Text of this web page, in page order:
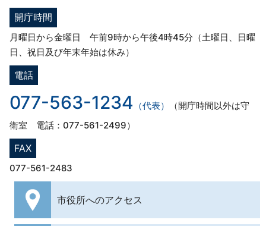
開庁時間
月曜日から金曜日 午前9時から午後4時45分（土曜日、日曜
日、祝日及び年末年始は休み）
電話
077-563-1234 （代表）
（開庁時間以外は守
衛室 電話：077-561-2499）
FAX
077-561-2483
市役所へのアクセス